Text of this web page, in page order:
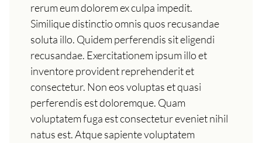
rerum eum dolorem ex culpa impedit.
Similique distinctio omnis quos recusandae
soluta illo. Quidem perferendis sit eligendi
recusandae. Exercitationem ipsum illo et
inventore provident reprehenderit et
consectetur. Non eos voluptas et quasi
perferendis est doloremque. Quam
voluptatem fuga est consectetur eveniet nihil
natus est. Atque sapiente voluptatem